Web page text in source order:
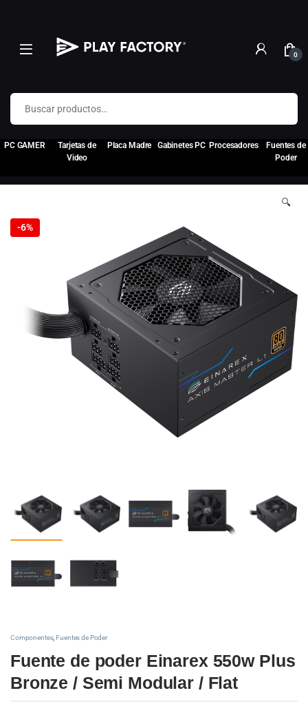
0
Buscar por:
PC GAMER
Tarjetas de
Video
Placa Madre Gabinetes PC Procesadores
Fuentes de
Poder
-6%
🔍
Componentes, Fuentes de Poder
Fuente de poder Einarex 550w Plus
Bronze / Semi Modular / Flat